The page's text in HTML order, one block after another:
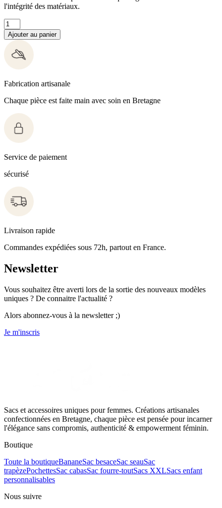
l'intégrité des matériaux.
Ajouter au panier
Fabrication artisanale
Chaque pièce est faite main avec soin en Bretagne
Service de paiement
sécurisé
Livraison rapide
Commandes expédiées sous 72h, partout en France.
Newsletter
Vous souhaitez être averti lors de la sortie des nouveaux modèles
uniques ? De connaitre l'actualité ?
Alors abonnez-vous à la newsletter ;)
Je m'inscris
Sacs et accessoires uniques pour femmes. Créations artisanales
confectionnées en Bretagne, chaque pièce est pensée pour incarner
l'élégance sans compromis, authenticité & empowerment féminin.
Boutique
Toute la boutiqueBananeSac besaceSac seauSac
trapèzePochettesSac cabasSac fourre-toutSacs XXLSacs enfant
personnalisables
Nous suivre